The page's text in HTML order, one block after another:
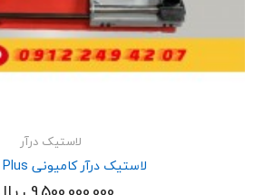
لاستیک درآر
لاستیک درآر کامیونی HG-405 Plus